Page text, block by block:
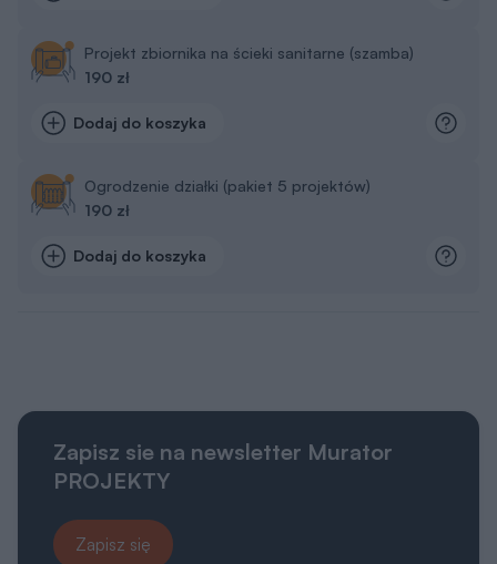
Projekt zbiornika na ścieki sanitarne (szamba)
190 zł
Dodaj do koszyka
Ogrodzenie działki (pakiet 5 projektów)
190 zł
Dodaj do koszyka
Zapisz sie na newsletter Murator
PROJEKTY
Zapisz się